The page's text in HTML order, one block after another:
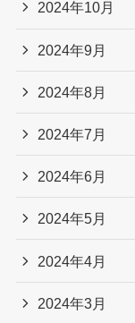
2024年10月
2024年9月
2024年8月
2024年7月
2024年6月
2024年5月
2024年4月
2024年3月